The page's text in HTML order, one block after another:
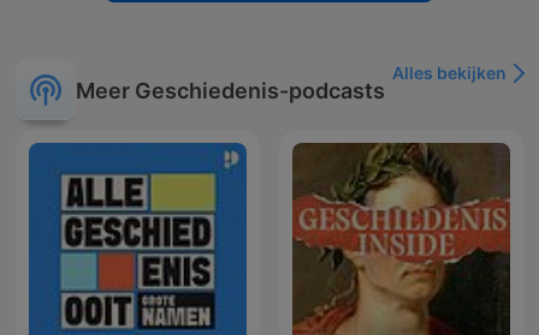
Meer Geschiedenis-podcasts
Alles bekijken